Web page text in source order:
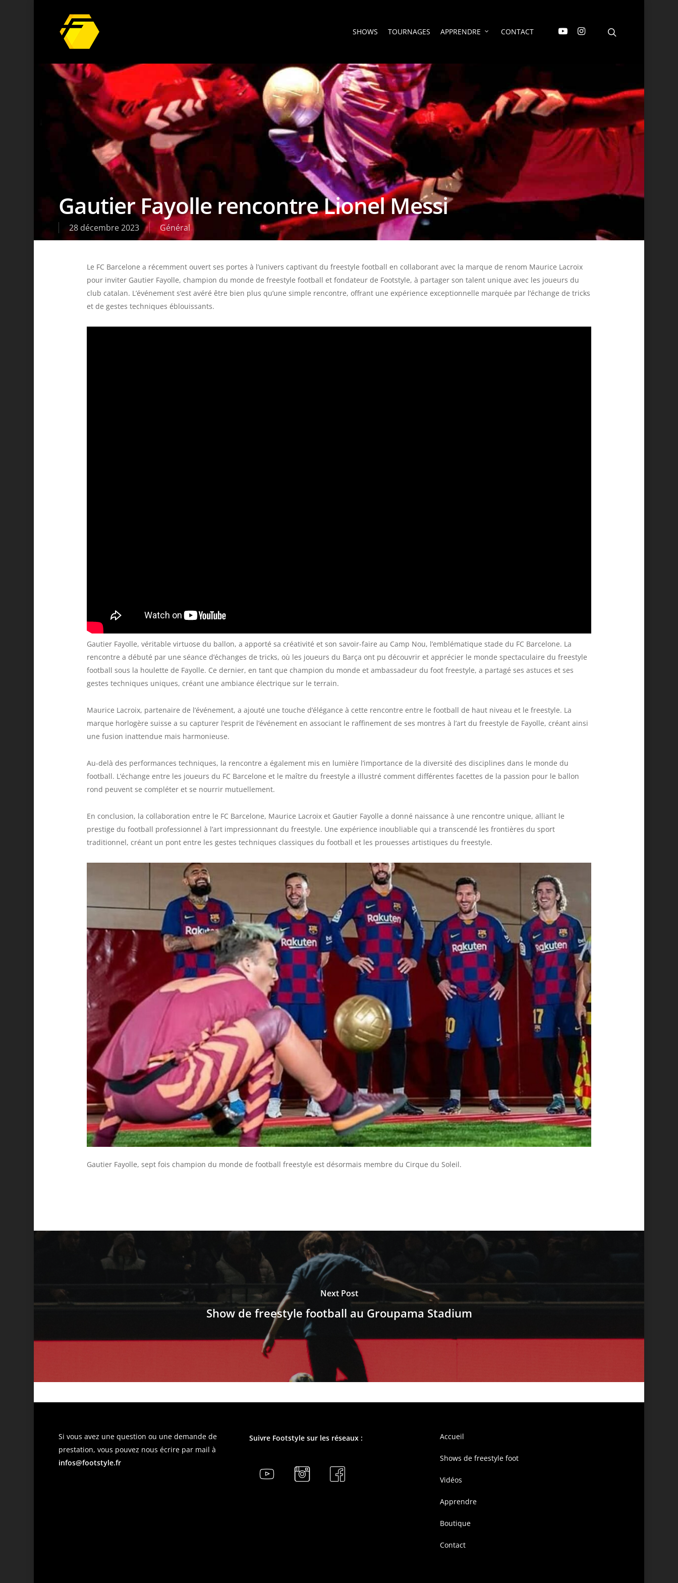
SHOWS TOURNAGES APPRENDRE CONTACT
Gautier Fayolle rencontre Lionel Messi
28 décembre 2023 Général
Le FC Barcelone a récemment ouvert ses portes à l’univers captivant du freestyle football en collaborant avec la marque de renom Maurice Lacroix
pour inviter Gautier Fayolle, champion du monde de freestyle football et fondateur de Footstyle, à partager son talent unique avec les joueurs du
club catalan. L’événement s’est avéré être bien plus qu’une simple rencontre, offrant une expérience exceptionnelle marquée par l’échange de tricks
et de gestes techniques éblouissants.
Gautier Fayolle, véritable virtuose du ballon, a apporté sa créativité et son savoir-faire au Camp Nou, l’emblématique stade du FC Barcelone. La
rencontre a débuté par une séance d’échanges de tricks, où les joueurs du Barça ont pu découvrir et apprécier le monde spectaculaire du freestyle
football sous la houlette de Fayolle. Ce dernier, en tant que champion du monde et ambassadeur du foot freestyle, a partagé ses astuces et ses
gestes techniques uniques, créant une ambiance électrique sur le terrain.
Maurice Lacroix, partenaire de l’événement, a ajouté une touche d’élégance à cette rencontre entre le football de haut niveau et le freestyle. La
marque horlogère suisse a su capturer l’esprit de l’événement en associant le raffinement de ses montres à l’art du freestyle de Fayolle, créant ainsi
une fusion inattendue mais harmonieuse.
Au-delà des performances techniques, la rencontre a également mis en lumière l’importance de la diversité des disciplines dans le monde du
football. L’échange entre les joueurs du FC Barcelone et le maître du freestyle a illustré comment différentes facettes de la passion pour le ballon
rond peuvent se compléter et se nourrir mutuellement.
En conclusion, la collaboration entre le FC Barcelone, Maurice Lacroix et Gautier Fayolle a donné naissance à une rencontre unique, alliant le
prestige du football professionnel à l’art impressionnant du freestyle. Une expérience inoubliable qui a transcendé les frontières du sport
traditionnel, créant un pont entre les gestes techniques classiques du football et les prouesses artistiques du freestyle.
Gautier Fayolle, sept fois champion du monde de football freestyle est désormais membre du Cirque du Soleil.
Next Post
Show de freestyle football au Groupama Stadium
Si vous avez une question ou une demande de
prestation, vous pouvez nous écrire par mail à
infos@footstyle.fr
Suivre Footstyle sur les réseaux : Accueil
Shows de freestyle foot
Vidéos
Apprendre
Boutique
Contact